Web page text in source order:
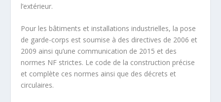
l’extérieur.
Pour les bâtiments et installations industrielles, la pose
de garde-corps est soumise à des directives de 2006 et
2009 ainsi qu’une communication de 2015 et des
normes NF strictes. Le code de la construction précise
et complète ces normes ainsi que des décrets et
circulaires.